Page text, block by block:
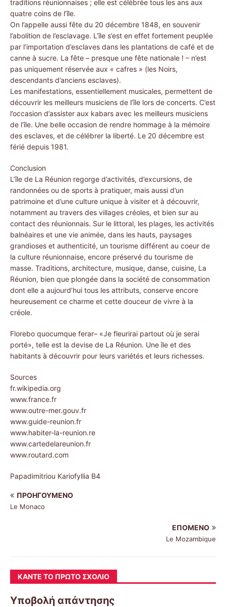
traditions réunionnaises ; elle est célébrée tous les ans aux
quatre coins de l’île.
On l’appelle aussi fête du 20 décembre 1848, en souvenir
l’abolition de l’esclavage. L’île s’est en effet fortement peuplée
par l’importation d’esclaves dans les plantations de café et de
canne à sucre. La fête – presque une fête nationale ! – n’est
pas uniquement réservée aux « cafres » (les Noirs,
descendants d’anciens esclaves).
Les manifestations, essentiellement musicales, permettent de
découvrir les meilleurs musiciens de l’île lors de concerts. C’est
l’occasion d’assister aux kabars avec les meilleurs musiciens
de l’île. Une belle occasion de rendre hommage à la mémoire
des esclaves, et de célébrer la liberté. Le 20 décembre est
férié depuis 1981.
Conclusion
L’île de La Réunion regorge d’activités, d’excursions, de
randonnées ou de sports à pratiquer, mais aussi d’un
patrimoine et d’une culture unique à visiter et à découvrir,
notamment au travers des villages créoles, et bien sur au
contact des réunionnais. Sur le littoral, les plages, les activités
balnéaires et une vie animée, dans les hauts, paysages
grandioses et authenticité, un tourisme différent au coeur de
la culture réunionnaise, encore préservé du tourisme de
masse. Traditions, architecture, musique, danse, cuisine, La
Réunion, bien que plongée dans la société de consommation
dont elle a aujourd’hui tous les attributs, conserve encore
heureusement ce charme et cette douceur de vivre à la
créole.
Florebo quocumque ferar– «Je fleurirai partout où je serai
porté», telle est la devise de La Réunion. Une île et des
habitants à découvrir pour leurs variétés et leurs richesses.
Sources
fr.wikipedia.org
www.france.fr
www.outre-mer.gouv.fr
www.guide-reunion.fr
www.habiter-la-reunion.re
www.cartedelareunion.fr
www.routard.com
Papadimitriou Kariofyllia Β4
ΠΡΟΗΓΟΎΜΕΝΟ
Le Monaco
ΕΠΌΜΕΝΟ
Le Mozambique
ΚΆΝΤΕ ΤΟ ΠΡΏΤΟ ΣΧΌΛΙΟ
Υποβολή απάντησης